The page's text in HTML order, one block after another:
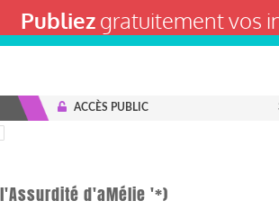
Publiezgratuitement vos
ACCÈS PUBLIC
d'aMélie '*)